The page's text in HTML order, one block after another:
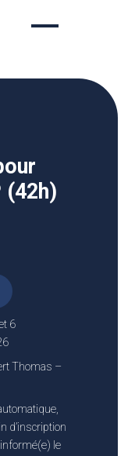
(42h)
6
Thomas –
d’inscription
le